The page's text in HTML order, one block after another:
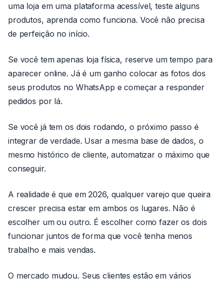
uma loja em uma plataforma acessível, teste alguns
produtos, aprenda como funciona. Você não precisa
de perfeição no início.
Se você tem apenas loja física, reserve um tempo para
aparecer online. Já é um ganho colocar as fotos dos
seus produtos no WhatsApp e começar a responder
pedidos por lá.
Se você já tem os dois rodando, o próximo passo é
integrar de verdade. Usar a mesma base de dados, o
mesmo histórico de cliente, automatizar o máximo que
conseguir.
A realidade é que em 2026, qualquer varejo que queira
crescer precisa estar em ambos os lugares. Não é
escolher um ou outro. É escolher como fazer os dois
funcionar juntos de forma que você tenha menos
trabalho e mais vendas.
O mercado mudou. Seus clientes estão em vários